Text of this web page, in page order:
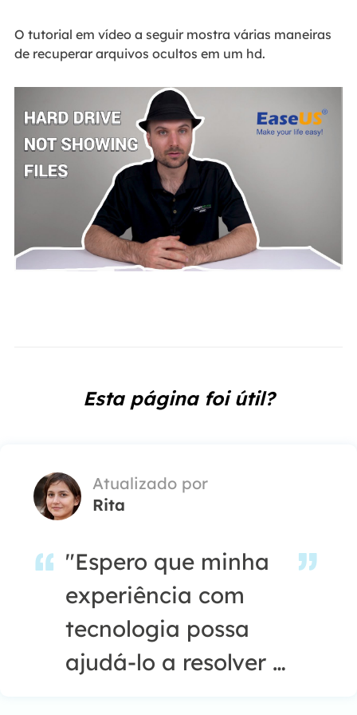
O tutorial em vídeo a seguir mostra várias maneiras
de recuperar arquivos ocultos em um hd.
Esta página foi útil?
Atualizado por
Rita
"Espero que minha
experiência com
tecnologia possa
ajudá-lo a resolver a